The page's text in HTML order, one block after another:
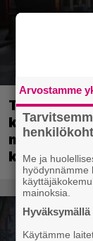
Tulevassa
Arvostamme
Me ja
hyödynnämme
mainoksia.
Käytämme